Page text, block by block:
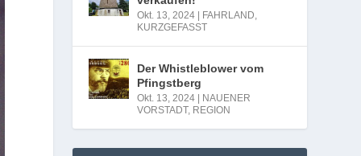
Okt. 13, 2024 FAHRLAND,
KURZGEFASST
Der Whistleblower vom
Pfingstberg
Okt. 13, 2024
NAUENER
VORSTADT, REGION